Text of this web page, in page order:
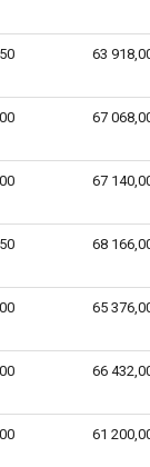
63
67
67
68
65
66
61